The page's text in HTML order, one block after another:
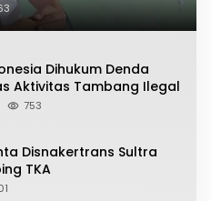
Dihukum Denda
Aktivitas Tambang Ilegal
753
Disnakertrans Sultra
TKA